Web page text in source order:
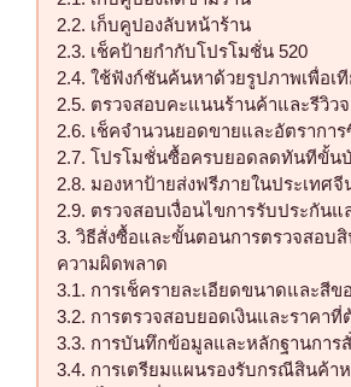
เก็บคูปองลับหน้าร้าน
เช็คป้ายกำกับโปรโมชั่น 520
ใช้ฟังก์ชันค้นหาด้วยรูปภาพเพื่อเ
ตรวจสอบคะแนนร้านค้าและรีวิวจ
เช็คจำนวนยอดขายและอัตราการ
โปรโมชั่นซื้อครบยอดลดทันทีขั้น
มองหาป้ายส่งฟรีภายในประเทศ
ตรวจสอบเงื่อนไขการรับประกัน
วิธีสั่งซื้อและขั้นตอนการตรวจสอบ
ความผิดพลาด
การเช็ครายละเอียดขนาดและสีข
การตรวจสอบยอดเงินและราคาที่
การบันทึกข้อมูลและหลักฐานการ
การเตรียมแผนรองรับกรณีสินค้า